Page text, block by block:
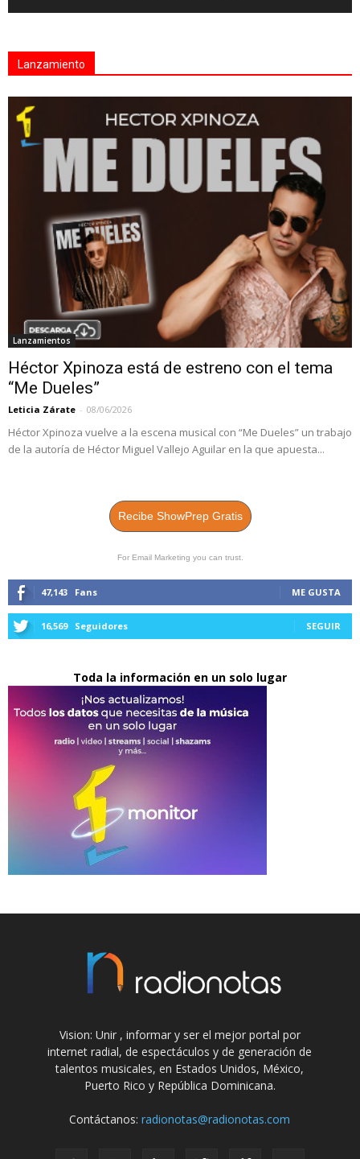
Lanzamiento
Lanzamientos
Héctor Xpinoza está de estreno con el tema
“Me Dueles”
Leticia Zárate - 08/06/2026
Héctor Xpinoza vuelve a la escena musical con “Me Dueles” un trabajo
de la autoría de Héctor Miguel Vallejo Aguilar en la que apuesta...
Recibe ShowPrep Gratis
For Email Marketing you can trust.
47,143 Fans ME GUSTA
16,569 Seguidores SEGUIR
Toda la información en un solo lugar
Vision: Unir , informar y ser el mejor portal por
internet radial, de espectáculos y de generación de
talentos musicales, en Estados Unidos, México,
Puerto Rico y República Dominicana.
Contáctanos:radionotas@radionotas.com